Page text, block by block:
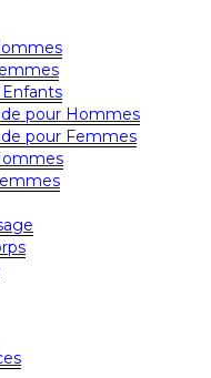
pour Hommes
pour Femmes